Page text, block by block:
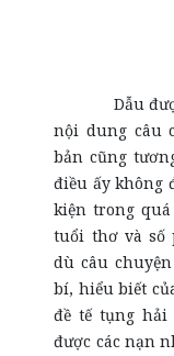
Dẫu được
nội dung câu
bản cũng
điều ấy không
kiện trong
tuổi thơ và số
dù câu
bí, hiểu biết
đề tế tụng hải
được các nạn